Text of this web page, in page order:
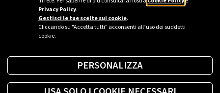
Privacy Policy.
Gestisci le tue scelte sui cookie.
Cliccando su "Accetta tutti" acconsenti all’uso dei suddetti
cookie.
PERSONALIZZA